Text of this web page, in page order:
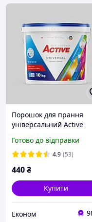
Порошок для прання
універсальний Active
Готово до відправки
4.9 (53)
440₴
Купити
Економ